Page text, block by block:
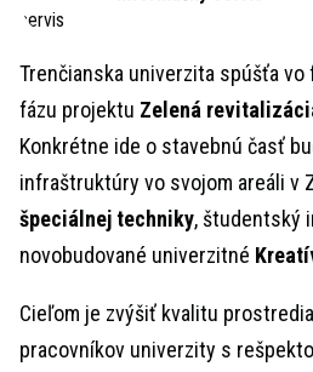
Trenčianska univerzita spúšťa
fázu projektu Zelená
Konkrétne ide o stavebnú časť
infraštruktúry vo svojom areáli v
špeciálnej techniky, študentský
novobudované univerzitné
Cieľom je zvýšiť kvalitu
pracovníkov univerzity s